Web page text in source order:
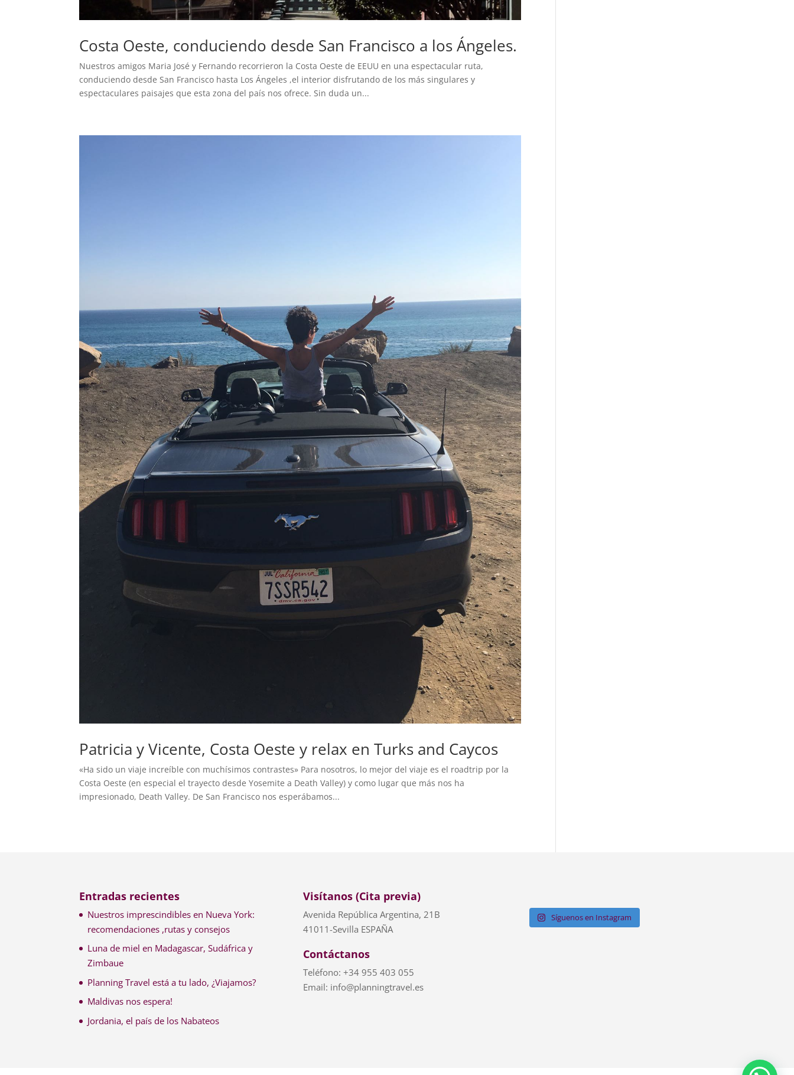
Costa Oeste, conduciendo desde San Francisco a los Ángeles.
Nuestros amigos Maria José y Fernando recorrieron la Costa Oeste de EEUU en una espectacular ruta,
conduciendo desde San Francisco hasta Los Ángeles ,el interior disfrutando de los más singulares y
espectaculares paisajes que esta zona del país nos ofrece. Sin duda un...
Patricia y Vicente, Costa Oeste y relax en Turks and Caycos
«Ha sido un viaje increíble con muchísimos contrastes» Para nosotros, lo mejor del viaje es el roadtrip por la
Costa Oeste (en especial el trayecto desde Yosemite a Death Valley) y como lugar que más nos ha
impresionado, Death Valley. De San Francisco nos esperábamos...
Entradas recientes
Nuestros imprescindibles en Nueva York:
recomendaciones ,rutas y consejos
Luna de miel en Madagascar, Sudáfrica y
Zimbaue
Planning Travel está a tu lado, ¿Viajamos?
Maldivas nos espera!
Jordania, el país de los Nabateos
Visítanos (Cita previa)
Avenida República Argentina, 21B
41011-Sevilla ESPAÑA
Contáctanos
Teléfono: +34 955 403 055
Email: info@planningtravel.es
Síguenos en Instagram